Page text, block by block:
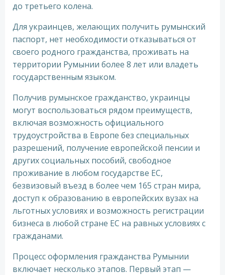
до третьего колена.
Для украинцев, желающих получить румынский
паспорт, нет необходимости отказываться от
своего родного гражданства, проживать на
территории Румынии более 8 лет или владеть
государственным языком.
Получив румынское гражданство, украинцы
могут воспользоваться рядом преимуществ,
включая возможность официального
трудоустройства в Европе без специальных
разрешений, получение европейской пенсии и
других социальных пособий, свободное
проживание в любом государстве ЕС,
безвизовый въезд в более чем 165 стран мира,
доступ к образованию в европейских вузах на
льготных условиях и возможность регистрации
бизнеса в любой стране ЕС на равных условиях с
гражданами.
Процесс оформления гражданства Румынии
включает несколько этапов. Первый этап —